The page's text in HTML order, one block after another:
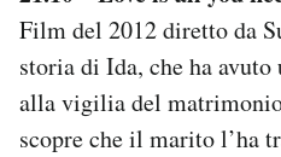
Film del 2012 diretto da
storia di Ida, che ha avuto
alla vigilia del
scopre che il marito l’ha